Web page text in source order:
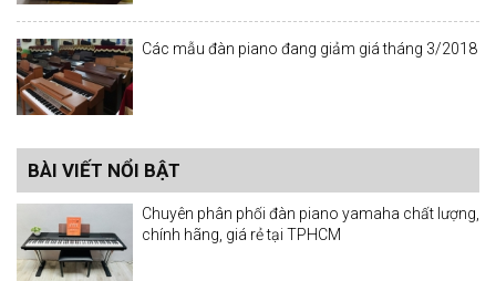
Các mẫu đàn piano đang giảm giá tháng 3/2018
BÀI VIẾT NỔI BẬT
Chuyên phân phối đàn piano yamaha chất lượng,
chính hãng, giá rẻ tại TPHCM